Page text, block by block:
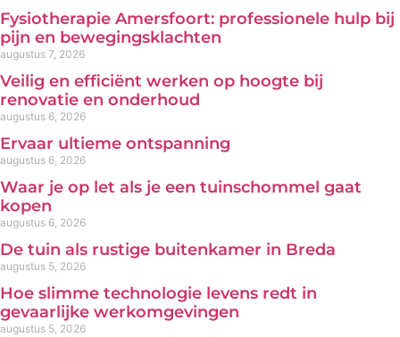
Fysiotherapie Amersfoort: professionele hulp bij
pijn en bewegingsklachten
augustus 7, 2026
Veilig en efficiënt werken op hoogte bij
renovatie en onderhoud
augustus 6, 2026
Ervaar ultieme ontspanning
augustus 6, 2026
Waar je op let als je een tuinschommel gaat
kopen
augustus 6, 2026
De tuin als rustige buitenkamer in Breda
augustus 5, 2026
Hoe slimme technologie levens redt in
gevaarlijke werkomgevingen
augustus 5, 2026